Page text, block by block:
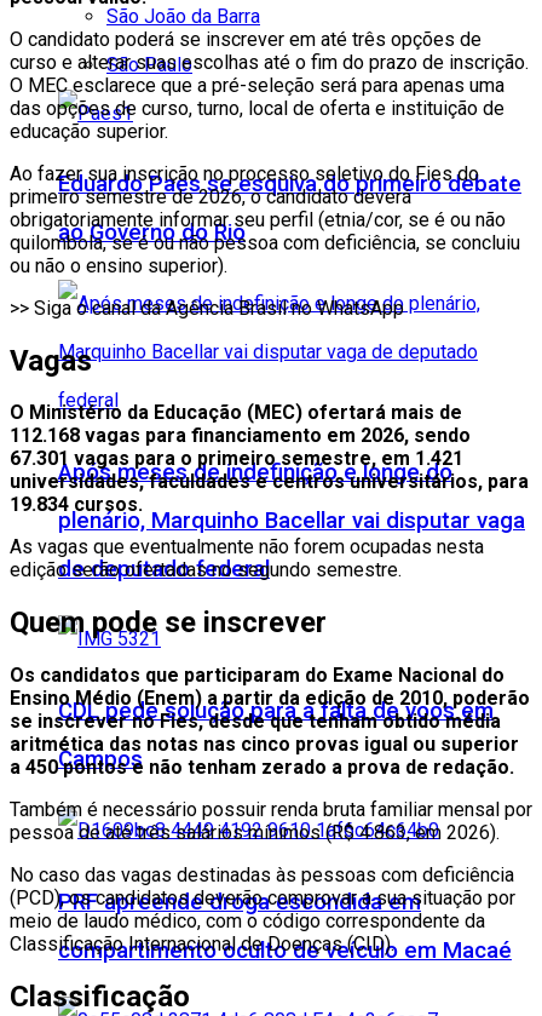
São João da Barra
São Paulo
Eduardo Paes se esquiva do primeiro debate
ao Governo do Rio
Após meses de indefinição e longe do
plenário, Marquinho Bacellar vai disputar vaga
de deputado federal
CDL pede solução para a falta de voos em
Campos
PRF apreende droga escondida em
compartimento oculto de veículo em Macaé
O candidato poderá se inscrever em até três opções de
curso e alterar suas escolhas até o fim do prazo de inscrição.
O MEC esclarece que a pré-seleção será para apenas uma
das opções de curso, turno, local de oferta e instituição de
educação superior.
Ao fazer sua inscrição no processo seletivo do Fies do
primeiro semestre de 2026, o candidato deverá
obrigatoriamente informar seu perfil (etnia/cor, se é ou não
quilombola, se é ou não pessoa com deficiência, se concluiu
ou não o ensino superior).
>> Siga o canal da Agência Brasil no WhatsApp
Vagas
O Ministério da Educação (MEC) ofertará mais de
112.168 vagas para financiamento em 2026, sendo
67.301 vagas para o primeiro semestre, em 1.421
universidades, faculdades e centros universitários, para
19.834 cursos.
As vagas que eventualmente não forem ocupadas nesta
edição serão ofertadas no segundo semestre.
Quem pode se inscrever
Os candidatos que participaram do Exame Nacional do
Ensino Médio (Enem) a partir da edição de 2010, poderão
se inscrever no Fies, desde que tenham obtido média
aritmética das notas nas cinco provas igual ou superior
a 450 pontos e não tenham zerado a prova de redação.
Também é necessário possuir renda bruta familiar mensal por
pessoa de até três salários mínimos (R$ 4.863, em 2026).
No caso das vagas destinadas às pessoas com deficiência
(PCD), os candidatos deverão comprovar a sua situação por
meio de laudo médico, com o código correspondente da
Classificação Internacional de Doenças (CID).
Classificação